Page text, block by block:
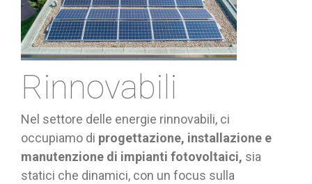
Rinnovabili
Nel settore delle energie rinnovabili, ci
occupiamo di progettazione, installazione e
manutenzione di impianti fotovoltaici, sia
statici che dinamici, con un focus sulla